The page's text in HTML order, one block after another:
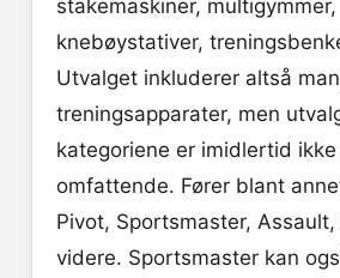
stakemaskiner, multigymmer,
knebøystativer,
Utvalget inkluderer altså
treningsapparater, men
kategoriene er imidlertid
omfattende. Fører blant
Pivot, Sportsmaster,
videre. Sportsmaster kan